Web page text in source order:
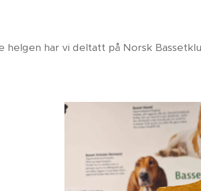
helgen har vi deltatt på Norsk